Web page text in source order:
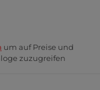
um auf Preise und
zuzugreifen